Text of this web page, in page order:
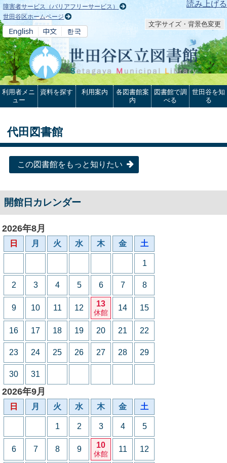
本文へ 読み上げる
障害者サービス（バリアフリーサービス）
世田谷区ホームページ
文字サイズ・背景色変更
利用者メニ
ュー
資料を探す 利用案内
各図書館案
内
図書館で調
べる
世田谷を知
る
代田図書館
この図書館をもっと知りたい
開館日カレンダー
2026年8月
日 月 火 水 木 金 土
1
2 3 4 5 6 7 8
9 10 11 12 13
休館
14 15
16 17 18 19 20 21 22
23 24 25 26 27 28 29
30 31
2026年9月
日 月 火 水 木 金 土
1 2 3 4 5
6 7 8 9 10
休館
11 12